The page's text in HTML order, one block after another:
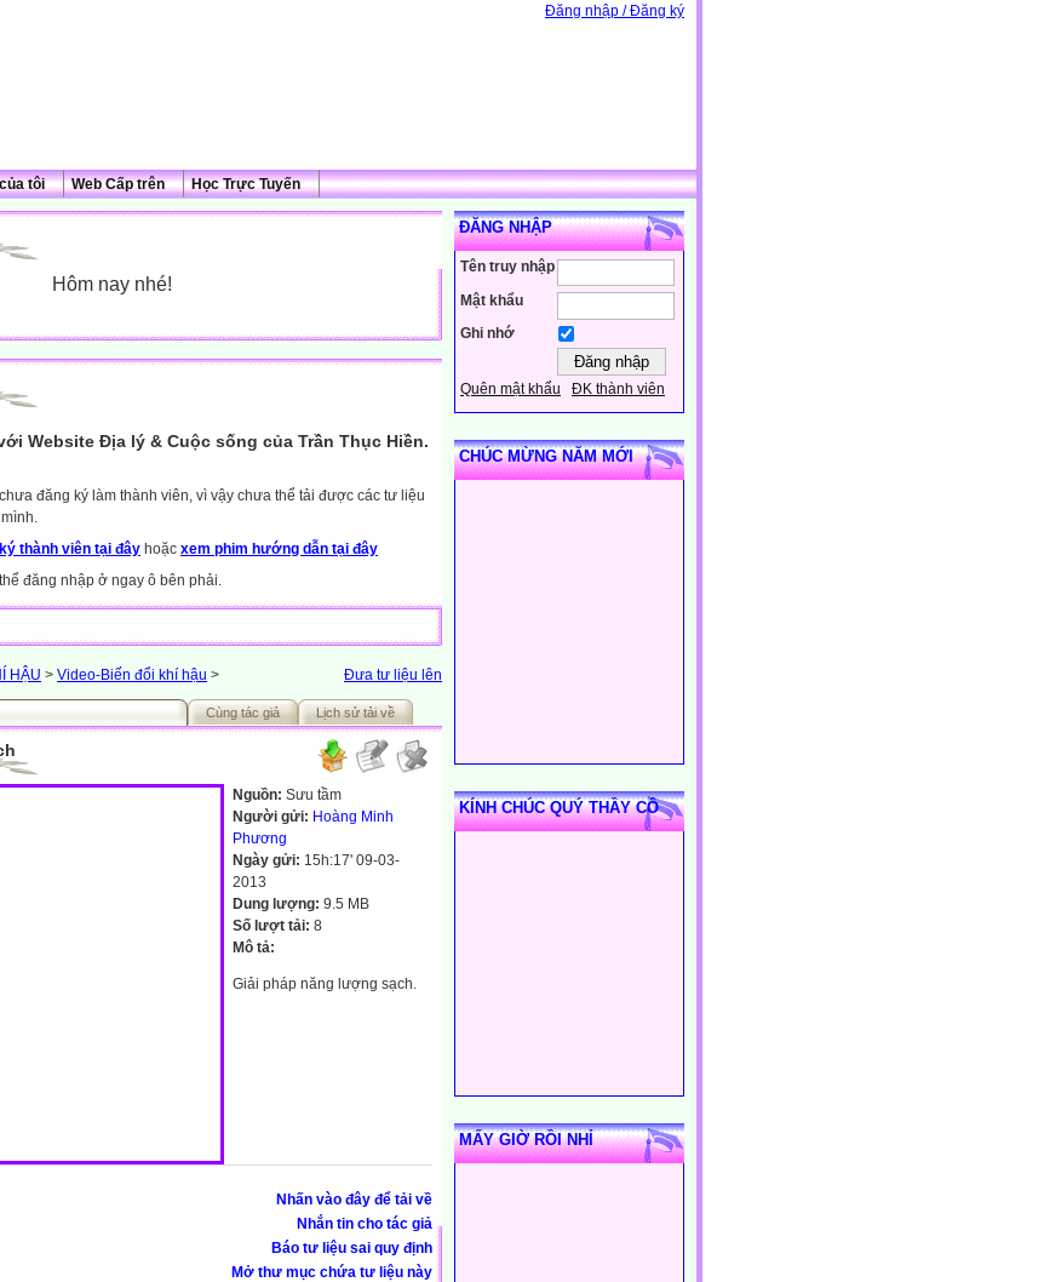
Đăng nhập / Đăng ký
tôi Web Cấp trên Học Trực Tuyến
ĐĂNG NHẬP
Tên truy nhập
Mật khẩu
Ghi nhớ
Quên mật khẩu ĐK thành viên
CHÚC MỪNG NĂM MỚI
KÍNH CHÚC QUÝ THẦY CÔ
MẤY GIỜ RỒI NHỈ
Hôm nay nhé!
Website Địa lý & Cuộc sống của Trần Thục Hiền.
đăng ký làm thành viên, vì vậy chưa thể tải được các tư liệu
thành viên tại đây hoặc xem phim hướng dẫn tại đây
đăng nhập ở ngay ô bên phải.
Đưa tư liệu lên
HẬU > Video-Biến đổi khí hậu >
Cùng tác giả Lịch sử tải về
Nguồn: Sưu tầm
Người gửi: Hoàng Minh
Phương
Ngày gửi: 15h:17' 09-03-
2013
Dung lượng: 9.5 MB
Số lượt tải: 8
Mô tả:
Giải pháp năng lượng sạch.
Nhấn vào đây để tải về
Nhắn tin cho tác giả
Báo tư liệu sai quy định
Mở thư mục chứa tư liệu này